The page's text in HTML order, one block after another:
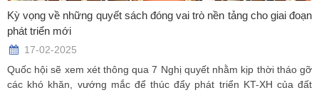
Kỳ vọng về những quyết sách đóng vai trò nền tảng cho giai đoạn
phát triển mới
17-02-2025
Quốc hội sẽ xem xét thông qua 7 Nghị quyết nhằm kịp thời tháo gỡ
các khó khăn, vướng mắc để thúc đẩy phát triển KT-XH của đất